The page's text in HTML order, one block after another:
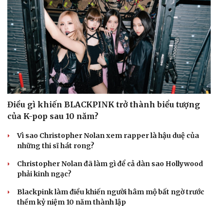
Văn hóa
Sân khấu - Điện ảnh
Văn học
Nghệ sĩ
Thời trang
Điều gì khiến BLACKPINK trở thành biểu tượng
của K-pop sau 10 năm?
Vì sao Christopher Nolan xem rapper là hậu duệ của
những thi sĩ hát rong?
Christopher Nolan đã làm gì để cả dàn sao Hollywood
phải kinh ngạc?
Blackpink làm điều khiến người hâm mộ bất ngờ trước
thềm kỷ niệm 10 năm thành lập